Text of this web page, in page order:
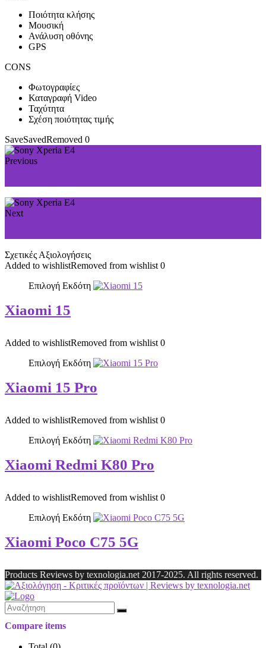
Ποιότητα κλήσης
Μουσική
Ανάλυση οθόνης
GPS
CONS
Φωτογραφίες
Καταγραφή Video
Ταχύτητα
Σχέση ποιότητας τιμής
SaveSavedRemoved 0
Previous
Next
Σχετικές Αξιολογήσεις
Added to wishlistRemoved from wishlist 0
Επιλογή Εκδότη
Xiaomi 15
Added to wishlistRemoved from wishlist 0
Επιλογή Εκδότη
Xiaomi 15 Pro
Added to wishlistRemoved from wishlist 0
Επιλογή Εκδότη
Xiaomi Redmi K80 Pro
Added to wishlistRemoved from wishlist 0
Επιλογή Εκδότη
Xiaomi Poco C75 5G
Products Reviews by texnologia.net 2017-2025. All rights reserved.
Compare items